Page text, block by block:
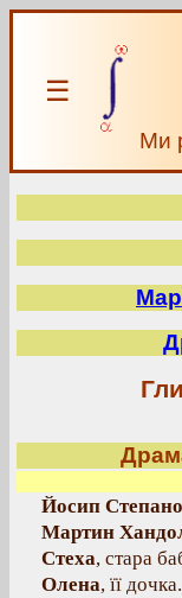
☰
Ми
Йосип
Мартин
Стеха, стара
Олена, її дочка.